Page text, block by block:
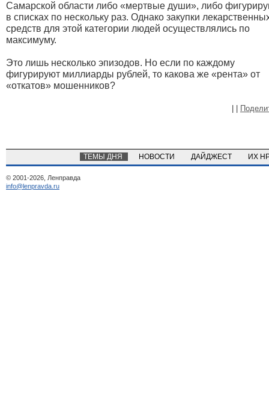
Самарской области либо «мертвые души», либо
в списках по нескольку раз. Однако закупки
средств для этой категории людей осуществлялись по
максимуму.
Это лишь несколько эпизодов. Но если по каждому
фигурируют миллиарды рублей, то какова же «рента» от
«откатов» мошенников?
ТЕМЫ ДНЯ НОВОСТИ ДАЙДЖЕСТ ИХ
© 2001-2026, Ленправда
info@lenpravda.ru